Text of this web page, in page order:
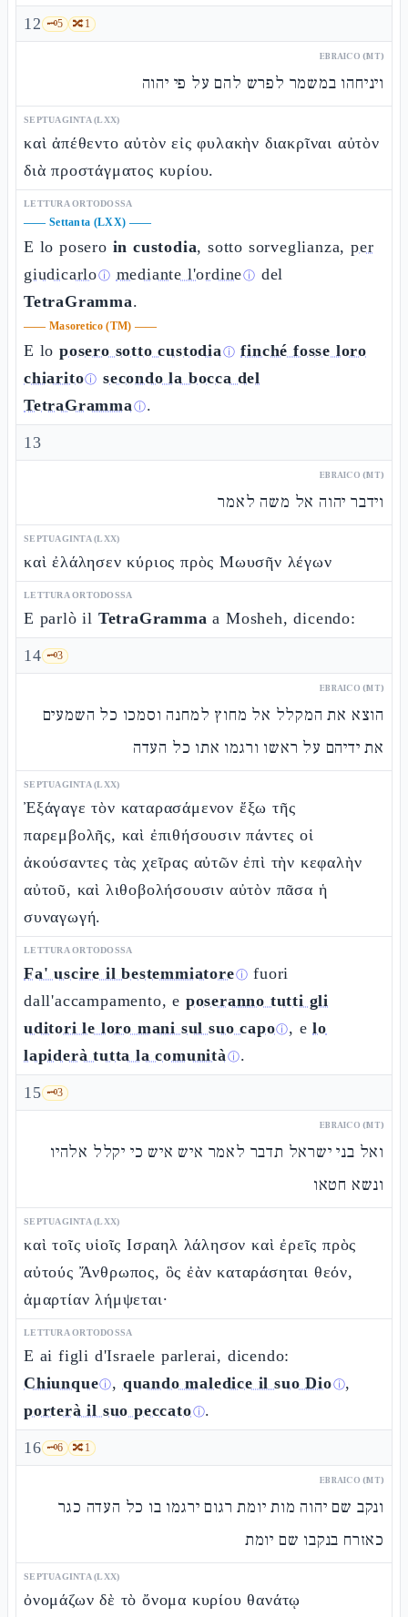
12 🗝️5 🔀1
EBRAICO (MT)
ויניחהו במשמר לפרש להם על פי יהוה
SEPTUAGINTA (LXX)
καὶ ἀπέθεντο αὐτὸν εἰς φυλακὴν διακρῖναι αὐτὸν
διὰ προστάγματος κυρίου.
LETTURA ORTODOSSA
—— Settanta (LXX) ——
E lo posero in custodia, sotto sorveglianza,per
giudicarloⓘ mediante l'ordineⓘ del
TetraGramma.
—— Masoretico (TM) ——
E lo posero sotto custodiaⓘ finché fosse loro
chiaritoⓘ secondo la bocca del
TetraGrammaⓘ.
13
EBRAICO (MT)
וידבר יהוה אל משה לאמר
SEPTUAGINTA (LXX)
καὶ ἐλάλησεν κύριος πρὸς Μωυσῆν λέγων
LETTURA ORTODOSSA
E parlò il TetraGramma a Mosheh, dicendo:
14 🗝️3
EBRAICO (MT)
הוצא את המקלל אל מחוץ למחנה וסמכו כל השמעים
את ידיהם על ראשו ורגמו אתו כל העדה
SEPTUAGINTA (LXX)
Ἐξάγαγε τὸν καταρασάμενον ἔξω τῆς
παρεμβολῆς, καὶ ἐπιθήσουσιν πάντες οἱ
ἀκούσαντες τὰς χεῖρας αὐτῶν ἐπὶ τὴν κεφαλὴν
αὐτοῦ, καὶ λιθοβολήσουσιν αὐτὸν πᾶσα ἡ
συναγωγή.
LETTURA ORTODOSSA
Fa' uscire il bestemmiatoreⓘ fuori
dall'accampamento, e poseranno tutti gli
uditori le loro mani sul suo capoⓘ, elo
lapiderà tutta la comunitàⓘ.
15 🗝️3
EBRAICO (MT)
ואל בני ישראל תדבר לאמר איש איש כי יקלל אלהיו
ונשא חטאו
SEPTUAGINTA (LXX)
καὶ τοῖς υἱοῖς Ισραηλ λάλησον καὶ ἐρεῖς πρὸς
αὐτούς Ἄνθρωπος, ὃς ἐὰν καταράσηται θεόν,
ἁμαρτίαν λήμψεται·
LETTURA ORTODOSSA
E ai figli d'Israele parlerai, dicendo:
Chiunqueⓘ, quando maledice il suo Dioⓘ,
porterà il suo peccatoⓘ.
16 🗝️6 🔀1
EBRAICO (MT)
ונקב שם יהוה מות יומת רגום ירגמו בו כל העדה כגר
כאזרח בנקבו שם יומת
SEPTUAGINTA (LXX)
ὀνομάζων δὲ τὸ ὄνομα κυρίου θανάτῳ